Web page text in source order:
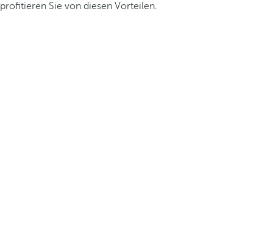
profitieren Sie von diesen Vorteilen.